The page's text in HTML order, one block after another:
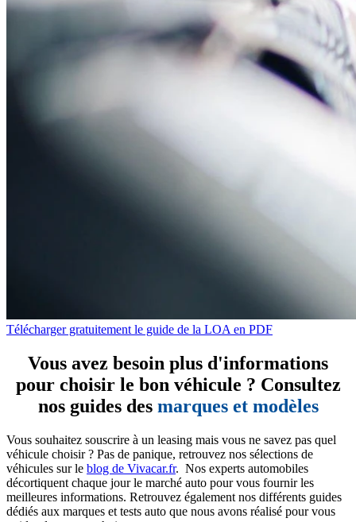
Télécharger gratuitement le guide de la LOA en PDF
Vous avez besoin plus d'informations
pour choisir le bon véhicule ? Consultez
nos guides des marques et modèles
Vous souhaitez souscrire à un leasing mais vous ne savez pas quel
véhicule choisir ? Pas de panique, retrouvez nos sélections de
véhicules sur le blog de Vivacar.fr. Nos experts automobiles
décortiquent chaque jour le marché auto pour vous fournir les
meilleures informations. Retrouvez également nos différents guides
dédiés aux marques et tests auto que nous avons réalisé pour vous